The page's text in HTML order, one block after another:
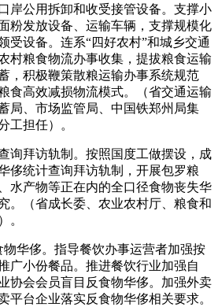
岸公用拆卸和收受接管设备。支撑小
粉发放设备、运输车辆，支撑规模化
受设备。连系“四好农村”和城乡交通
村粮食物流办事收集，提拔粮食运输
，积极鞭策散粮运输办事系统规范
食高效减损物流模式。（省交通运输
局、市场监管局、中国铁郑州局集
工担任）。
拜访轨制。按照国度工做摆设，成
侈统计查询拜访轨制，开展包罗粮
水产物等正在内的全口径食物丧失华
。（省成长委、农业农村厅、粮食和
。
华侈。指导餐饮办事运营者加强按
广小份餐品。推进餐饮行业加强自
协会会员盲目反食物华侈。加强外卖
平台企业落实反食物华侈相关要求。